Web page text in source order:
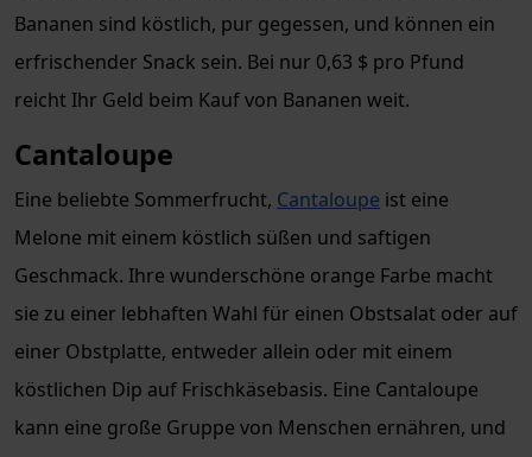
Bananen sind köstlich, pur gegessen, und können ein
erfrischender Snack sein. Bei nur 0,63 $ pro Pfund
reicht Ihr Geld beim Kauf von Bananen weit.
Cantaloupe
Eine beliebte Sommerfrucht, Cantaloupe ist eine
Melone mit einem köstlich süßen und saftigen
Geschmack. Ihre wunderschöne orange Farbe macht
sie zu einer lebhaften Wahl für einen Obstsalat oder auf
einer Obstplatte, entweder allein oder mit einem
köstlichen Dip auf Frischkäsebasis. Eine Cantaloupe
kann eine große Gruppe von Menschen ernähren, und